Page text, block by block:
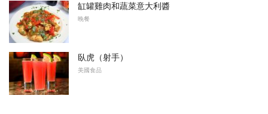
缸罐雞肉和蔬菜意大利醬
晚餐
臥虎（射手）
美國食品